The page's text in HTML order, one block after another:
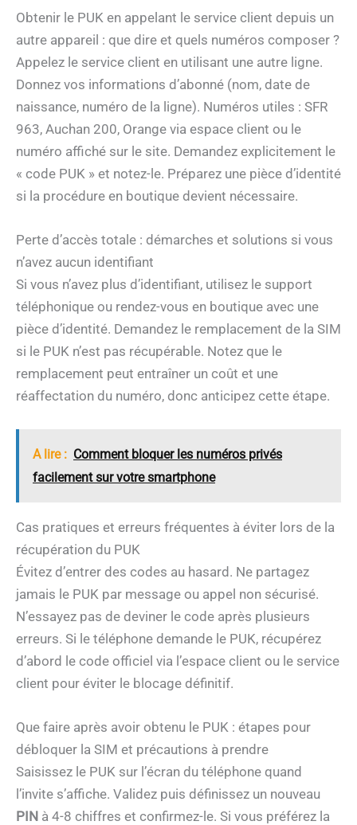
Obtenir le PUK en appelant le service client depuis un
autre appareil : que dire et quels numéros composer ?
Appelez le service client en utilisant une autre ligne.
Donnez vos informations d’abonné (nom, date de
naissance, numéro de la ligne). Numéros utiles : SFR
963, Auchan 200, Orange via espace client ou le
numéro affiché sur le site. Demandez explicitement le
« code PUK » et notez-le. Préparez une pièce d’identité
si la procédure en boutique devient nécessaire.
Perte d’accès totale : démarches et solutions si vous
n’avez aucun identifiant
Si vous n’avez plus d’identifiant, utilisez le support
téléphonique ou rendez-vous en boutique avec une
pièce d’identité. Demandez le remplacement de la SIM
si le PUK n’est pas récupérable. Notez que le
remplacement peut entraîner un coût et une
réaffectation du numéro, donc anticipez cette étape.
A lire : Comment bloquer les numéros privés
facilement sur votre smartphone
Cas pratiques et erreurs fréquentes à éviter lors de la
récupération du PUK
Évitez d’entrer des codes au hasard. Ne partagez
jamais le PUK par message ou appel non sécurisé.
N’essayez pas de deviner le code après plusieurs
erreurs. Si le téléphone demande le PUK, récupérez
d’abord le code officiel via l’espace client ou le service
client pour éviter le blocage définitif.
Que faire après avoir obtenu le PUK : étapes pour
débloquer la SIM et précautions à prendre
Saisissez le PUK sur l’écran du téléphone quand
l’invite s’affiche. Validez puis définissez un nouveau
PIN à 4-8 chiffres et confirmez-le. Si vous préférez la